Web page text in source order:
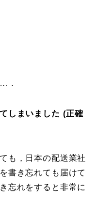
．
しまいました (正確
も，日本の配送業社
書き忘れても届けて
忘れをすると非常に